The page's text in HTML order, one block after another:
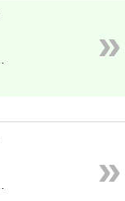
»
»